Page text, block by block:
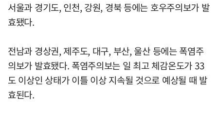
서울과 경기도, 인천, 강원, 경북 등에는 호우주의보가 발
효됐다.
전남과 경상권, 제주도, 대구, 부산, 울산 등에는 폭염주
의보가 발효됐다. 폭염주의보는 일 최고 체감온도가 33
도 이상인 상태가 이틀 이상 지속될 것으로 예상될 때 발
효된다.